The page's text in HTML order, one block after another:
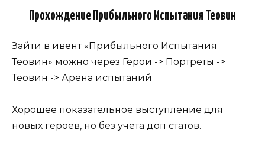
Прохождение Прибыльного Испытания Теовин
Зайти в ивент «Прибыльного Испытания
Теовин» можно через Герои -> Портреты ->
Теовин -> Арена испытаний
Хорошее показательное выступление для
новых героев, но без учёта доп статов.